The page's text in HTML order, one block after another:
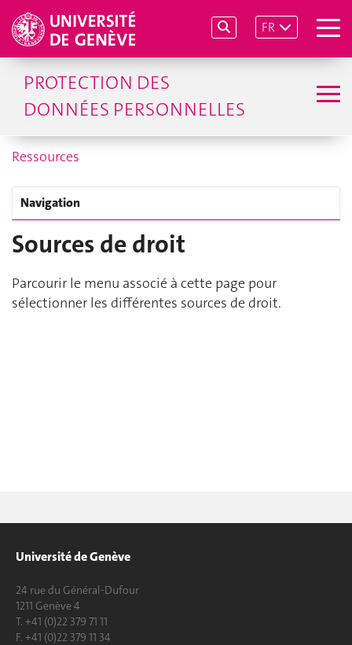
FR
PROTECTION DES
DONNÉES PERSONNELLES
Ressources
Navigation
Sources de droit
Parcourir le menu associé à cette page pour
sélectionner les différentes sources de droit.
Université de Genève
24 rue du Général-Dufour
1211 Genève 4
T. +41 (0)22 379 71 11
F. +41 (0)22 379 11 34